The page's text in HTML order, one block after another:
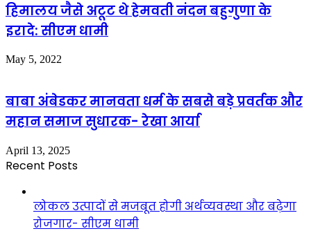
हिमालय जैसे अटूट थे हेमवती नंदन बहुगुणा के
इरादे: सीएम धामी
May 5, 2022
बाबा अंबेडकर मानवता धर्म के सबसे बड़े प्रवर्तक और
महान समाज सुधारक- रेखा आर्या
April 13, 2025
Recent Posts
लोकल उत्पादों से मजबूत होगी अर्थव्यवस्था और बढ़ेगा
रोजगार- सीएम धामी